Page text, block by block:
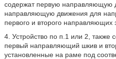
содержат первую направляющую
направляющую движения для
первого и второго направляющих
4. Устройство по п.1 или 2, также
первый направляющий шкив и
установленные на раме под